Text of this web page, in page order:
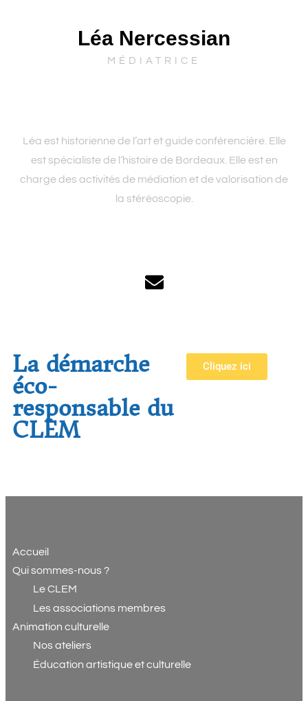
Léa Nercessian
MÉDIATRICE
Léa est historienne de l’art et guide conférencière. Elle
est spécialiste de l’histoire de Bordeaux. Elle est en
charge des activités de médiation et de valorisation de
la stéréoscopie.
La démarche
éco-
responsable du
CLEM
Cliquez ici
Accueil
Qui sommes-nous ?
Le CLEM
Les associations membres
Animation culturelle
Nos ateliers
Éducation artistique et culturelle